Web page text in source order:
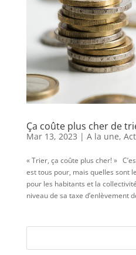
Ça coûte plus cher de
Mar 13, 2023 | A la une,
« Trier, ça coûte plus cher! »
est tous pour, mais quelles sont
pour les habitants et la
niveau de sa taxe d’enlèvement